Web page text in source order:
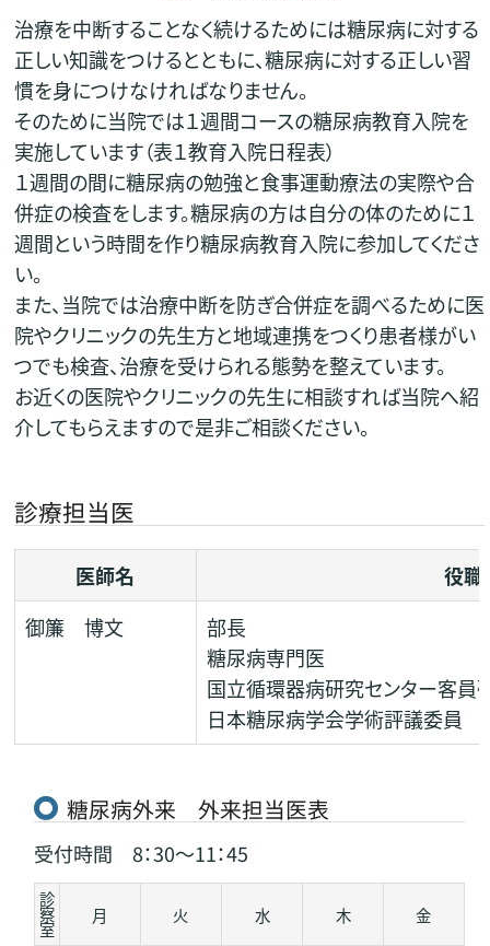
治療を中断することなく続けるためには糖尿病に対する
正しい知識をつけるとともに、糖尿病に対する正しい習
慣を身につけなければなりません。
そのために当院では１週間コースの糖尿病教育入院を
実施しています（表１教育入院日程表）
１週間の間に糖尿病の勉強と食事運動療法の実際や合
併症の検査をします。糖尿病の方は自分の体のために１
週間という時間を作り糖尿病教育入院に参加してくださ
い。
また、当院では治療中断を防ぎ合併症を調べるために医
院やクリニックの先生方と地域連携をつくり患者様がい
つでも検査、治療を受けられる態勢を整えています。
お近くの医院やクリニックの先生に相談すれば当院へ紹
介してもらえますので是非ご相談ください。
診療担当医
医師名
役職
御簾 博文
部長
糖尿病専門医
国立循環器病研究センター客員
日本糖尿病学会学術評議委員
糖尿病外来 外来担当医表
受付時間 8：30～11：45
診
察
室
月 火 水 木 金